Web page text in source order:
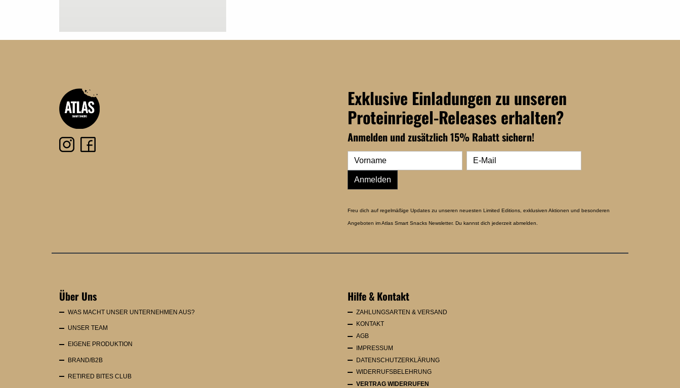
Exklusive Einladungen zu unseren
Proteinriegel-Releases erhalten?
Anmelden und zusätzlich 15% Rabatt sichern!
Anmelden
Freu dich auf regelmäßige Updates zu unseren neuesten Limited Editions, exklusiven Aktionen und besonderen
Angeboten im Atlas Smart Snacks Newsletter. Du kannst dich jederzeit abmelden.
Über Uns
WAS MACHT UNSER UNTERNEHMEN AUS?
UNSER TEAM
EIGENE PRODUKTION
BRAND/B2B
RETIRED BITES CLUB
Hilfe & Kontakt
ZAHLUNGSARTEN & VERSAND
KONTAKT
AGB
IMPRESSUM
DATENSCHUTZERKLÄRUNG
WIDERRUFSBELEHRUNG
VERTRAG WIDERRUFEN